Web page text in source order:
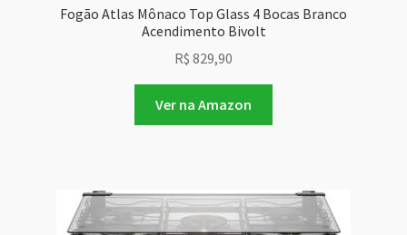
Fogão Atlas Mônaco Top Glass 4 Bocas Branco
Acendimento Bivolt
R$ 829,90
Ver na Amazon